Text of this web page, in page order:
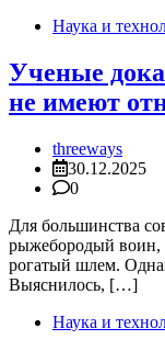
Наука и
Ученые
не имеют
threeways
30.12.2025
0
Для большинства
рыжебородый воин,
рогатый шлем.
Выяснилось, […]
Наука и